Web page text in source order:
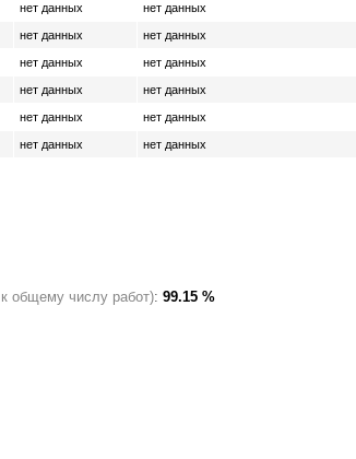
нет данных нет данных
нет данных нет данных
нет данных нет данных
нет данных нет данных
нет данных нет данных
нет данных нет данных
общему числу работ): 99.15 %